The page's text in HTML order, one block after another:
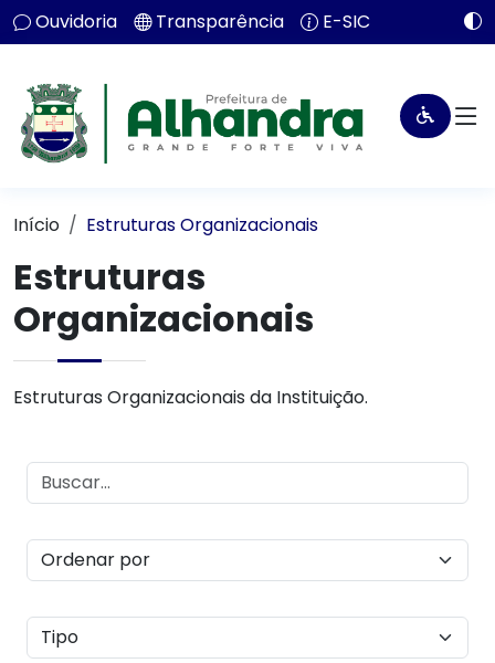
Ouvidoria Transparência E-SIC
Início Estruturas Organizacionais
Estruturas
Organizacionais
Estruturas Organizacionais da Instituição.